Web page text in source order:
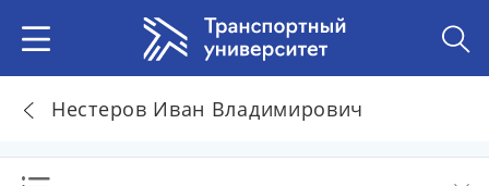
Нестеров Иван Владимирович